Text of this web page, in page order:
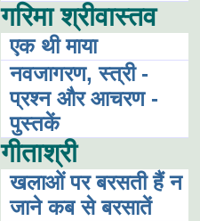
गरिमा श्रीवास्तव
एक थी माया
नवजागरण, स्त्री -
प्रश्न और आचरण -
पुस्तकें
गीताश्री
खलाओं पर बरसती हैं न
जाने कब से बरसातें